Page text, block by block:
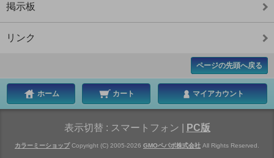
掲示板
リンク
ページの先頭へ戻る
ホーム カート マイアカウント
表示切替 : スマートフォン PC版
カラーミーショップCopyright (C) 2005-2026 GMOペパボ株式会社 All Rights Reserved.